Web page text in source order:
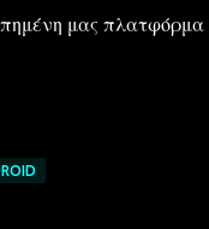
μας πλατφόρμα